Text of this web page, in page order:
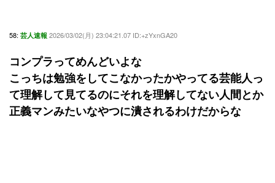
58: 芸人速報 2026/03/02(月) 23:04:21.07 ID:+zYxnGA20
コンプラってめんどいよな
こっちは勉強をしてこなかったかやってる芸能人っ
て理解して見てるのにそれを理解してない人間とか
正義マンみたいなやつに潰されるわけだからな